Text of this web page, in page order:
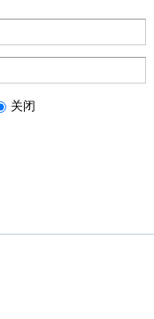
关闭